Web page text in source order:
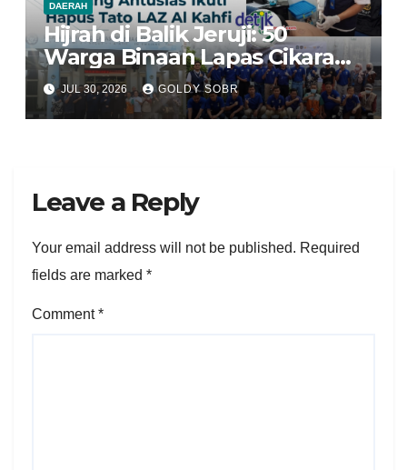
DAERAH
Hijrah di Balik Jeruji: 50
Warga Binaan Lapas Cikarang
Antusias Ikuti Program Hapus
Tato LAZ Al Kahfi
JUL 30, 2026 GOLDY SOBR
Leave a Reply
Your email address will not be published. Required
fields are marked *
Comment*